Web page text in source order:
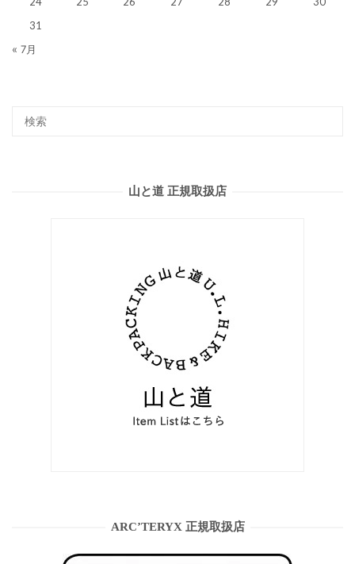
31
« 7月
山と道 正規取扱店
ARC’TERYX 正規取扱店